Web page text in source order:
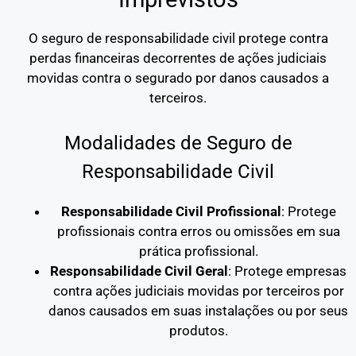
O seguro de responsabilidade civil protege contra
perdas financeiras decorrentes de ações judiciais
movidas contra o segurado por danos causados a
terceiros.
Modalidades de Seguro de
Responsabilidade Civil
Responsabilidade Civil Profissional: Protege
profissionais contra erros ou omissões em sua
prática profissional.
Responsabilidade Civil Geral: Protege empresas
contra ações judiciais movidas por terceiros por
danos causados em suas instalações ou por seus
produtos.